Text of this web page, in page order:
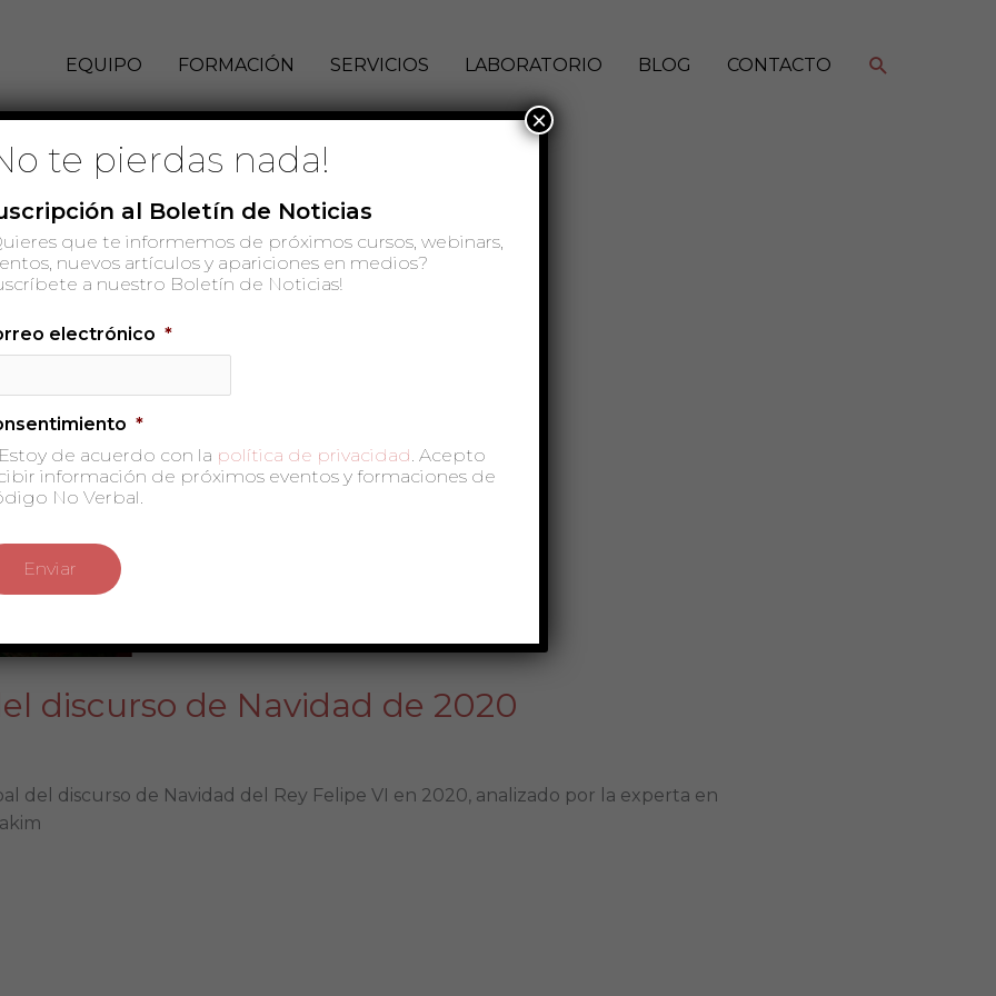
EQUIPO FORMACIÓN SERVICIOS LABORATORIO BLOG CONTACTO Buscar
discurso de Navidad de 2020
del discurso de Navidad del Rey Felipe VI en 2020, analizado por la experta en
te pierdas nada!
al Boletín de Noticias
que te informemos de próximos cursos, webinars,
nuevos artículos y apariciones en medios?
a nuestro Boletín de Noticias!
electrónico *
*
Estoy de acuerdo con la política de privacidad . Acepto
información de próximos eventos y formaciones de
No Verbal.
×